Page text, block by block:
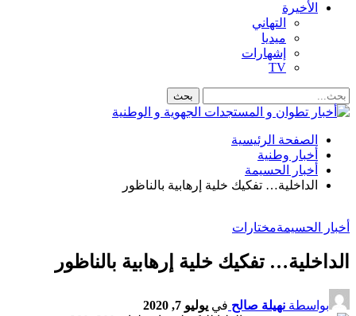
الأخيرة
التهاني
ميديا
إشهارات
TV
الصفحة الرئيسية
أخبار وطنية
أخبار الحسيمة
الداخلية… تفكيك خلية إرهابية بالناظور
أخبار الحسيمةمختارات
الداخلية… تفكيك خلية إرهابية بالناظور
بواسطة نهيلة صالح في يوليو 7, 2020